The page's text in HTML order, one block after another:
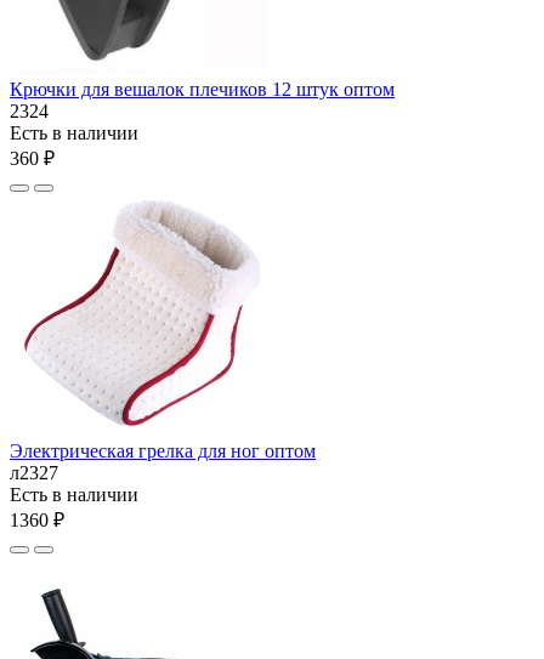
Крючки для вешалок плечиков 12 штук оптом
2324
Есть в наличии
360 ₽
Электрическая грелка для ног оптом
л2327
Есть в наличии
1360 ₽